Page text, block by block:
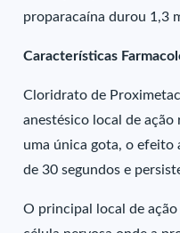
proparacaína durou 1,3
Características
Cloridrato de
anestésico local de
uma única gota, o efeito
de 30 segundos e
O principal local de ação